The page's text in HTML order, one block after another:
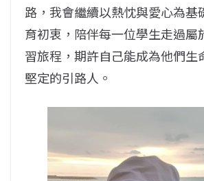
路，我會繼續以熱忱與愛心為基
育初衷，陪伴每一位學生走過屬
習旅程，期許自己能成為他們生
堅定的引路人。